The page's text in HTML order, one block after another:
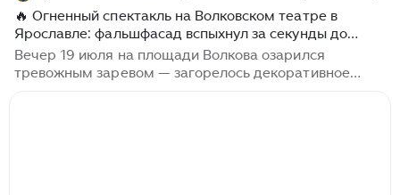
🔥 Огненный спектакль на Волковском театре в
Ярославле: фальшфасад вспыхнул за секунды до
полного уничтожения.
Вечер 19 июля на площади Волкова озарился
тревожным заревом — загорелось декоративное